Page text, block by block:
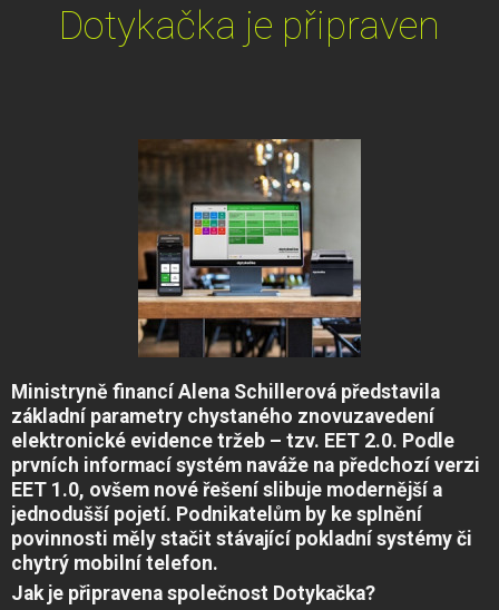
Dotykačka je připraven
Ministryně financí Alena Schillerová představila
základní parametry chystaného znovuzavedení
elektronické evidence tržeb – tzv. EET 2.0. Podle
prvních informací systém naváže na předchozí verzi
EET 1.0, ovšem nové řešení slibuje modernější a
jednodušší pojetí. Podnikatelům by ke splnění
povinnosti měly stačit stávající pokladní systémy či
chytrý mobilní telefon.
Jak je připravena společnost Dotykačka?